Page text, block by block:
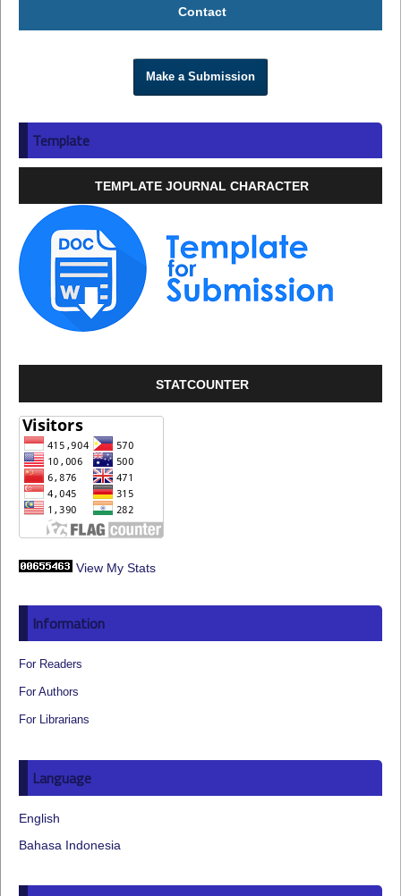
Contact
Make a Submission
Template
TEMPLATE JOURNAL CHARACTER
STATCOUNTER
View My Stats
Information
For Readers
For Authors
For Librarians
Language
English
Bahasa Indonesia